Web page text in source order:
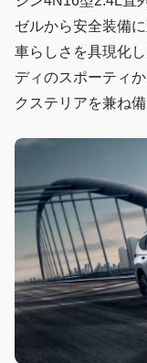
ゼルから安全装備
車らしさを具現化
ディのスポーティ
クステリアを兼ね備